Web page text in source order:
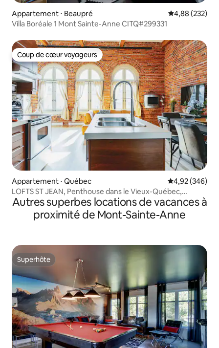
Appartement ⋅ Beaupré Évaluation
4,88 (232)
Villa Boréale 1 Mont Sainte-Anne CITQ#299331
Coup de cœur voyageurs
Coup de cœur voyageurs
Appartement ⋅ Québec Évaluation
4,92 (346)
LOFTS ST JEAN, Penthouse dans le Vieux-Québec,
Emplacement A1
Autres superbes locations de vacances à
proximité de Mont-Sainte-Anne
Superhôte
Superhôte